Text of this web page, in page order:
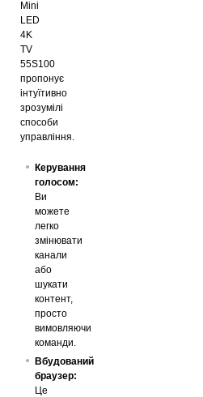
Mini
LED
4K
TV
55S100
пропонує
інтуїтивно
зрозумілі
способи
управління.
Керування
голосом:
Ви
можете
легко
змінювати
канали
або
шукати
контент,
просто
вимовляючи
команди.
Вбудований
браузер:
Це